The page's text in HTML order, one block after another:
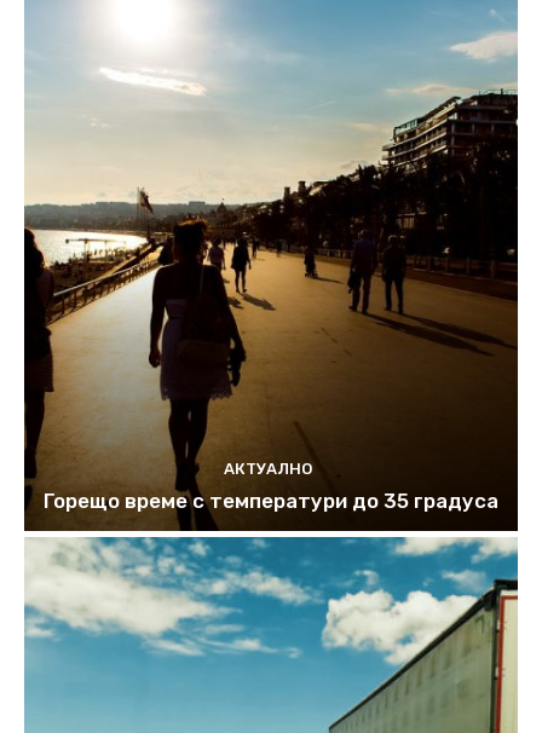
АКТУАЛНО
Горещо време с температури до 35 градуса